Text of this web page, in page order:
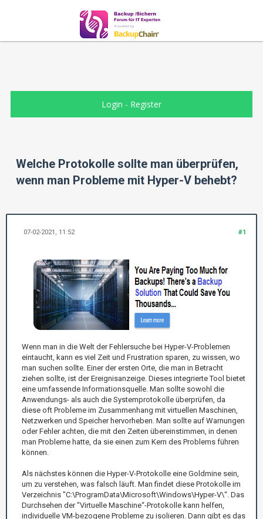
Login - Register
Welche Protokolle sollte man überprüfen,
wenn man Probleme mit Hyper-V behebt?
#1
07-02-2021, 11:52
Wenn man in die Welt der Fehlersuche bei Hyper-V-Problemen
eintaucht, kann es viel Zeit und Frustration sparen, zu wissen, wo
man suchen sollte. Einer der ersten Orte, die man in Betracht
ziehen sollte, ist der Ereignisanzeige. Dieses integrierte Tool bietet
eine umfassende Informationsquelle. Man sollte sowohl die
Anwendungs- als auch die Systemprotokolle überprüfen, da
diese oft Probleme im Zusammenhang mit virtuellen Maschinen,
Netzwerken und Speicher hervorheben. Man sollte auf Warnungen
oder Fehler achten, die mit den Zeiten übereinstimmen, in denen
man Probleme hatte, da sie einen zum Kern des Problems führen
können.
Als nächstes können die Hyper-V-Protokolle eine Goldmine sein,
um zu verstehen, was falsch läuft. Man findet diese Protokolle im
Verzeichnis "C:\ProgramData\Microsoft\Windows\Hyper-V\“. Das
Durchsehen der "Virtuelle Maschine“-Protokolle kann helfen,
individuelle VM-bezogene Probleme zu isolieren. Dann gibt es das